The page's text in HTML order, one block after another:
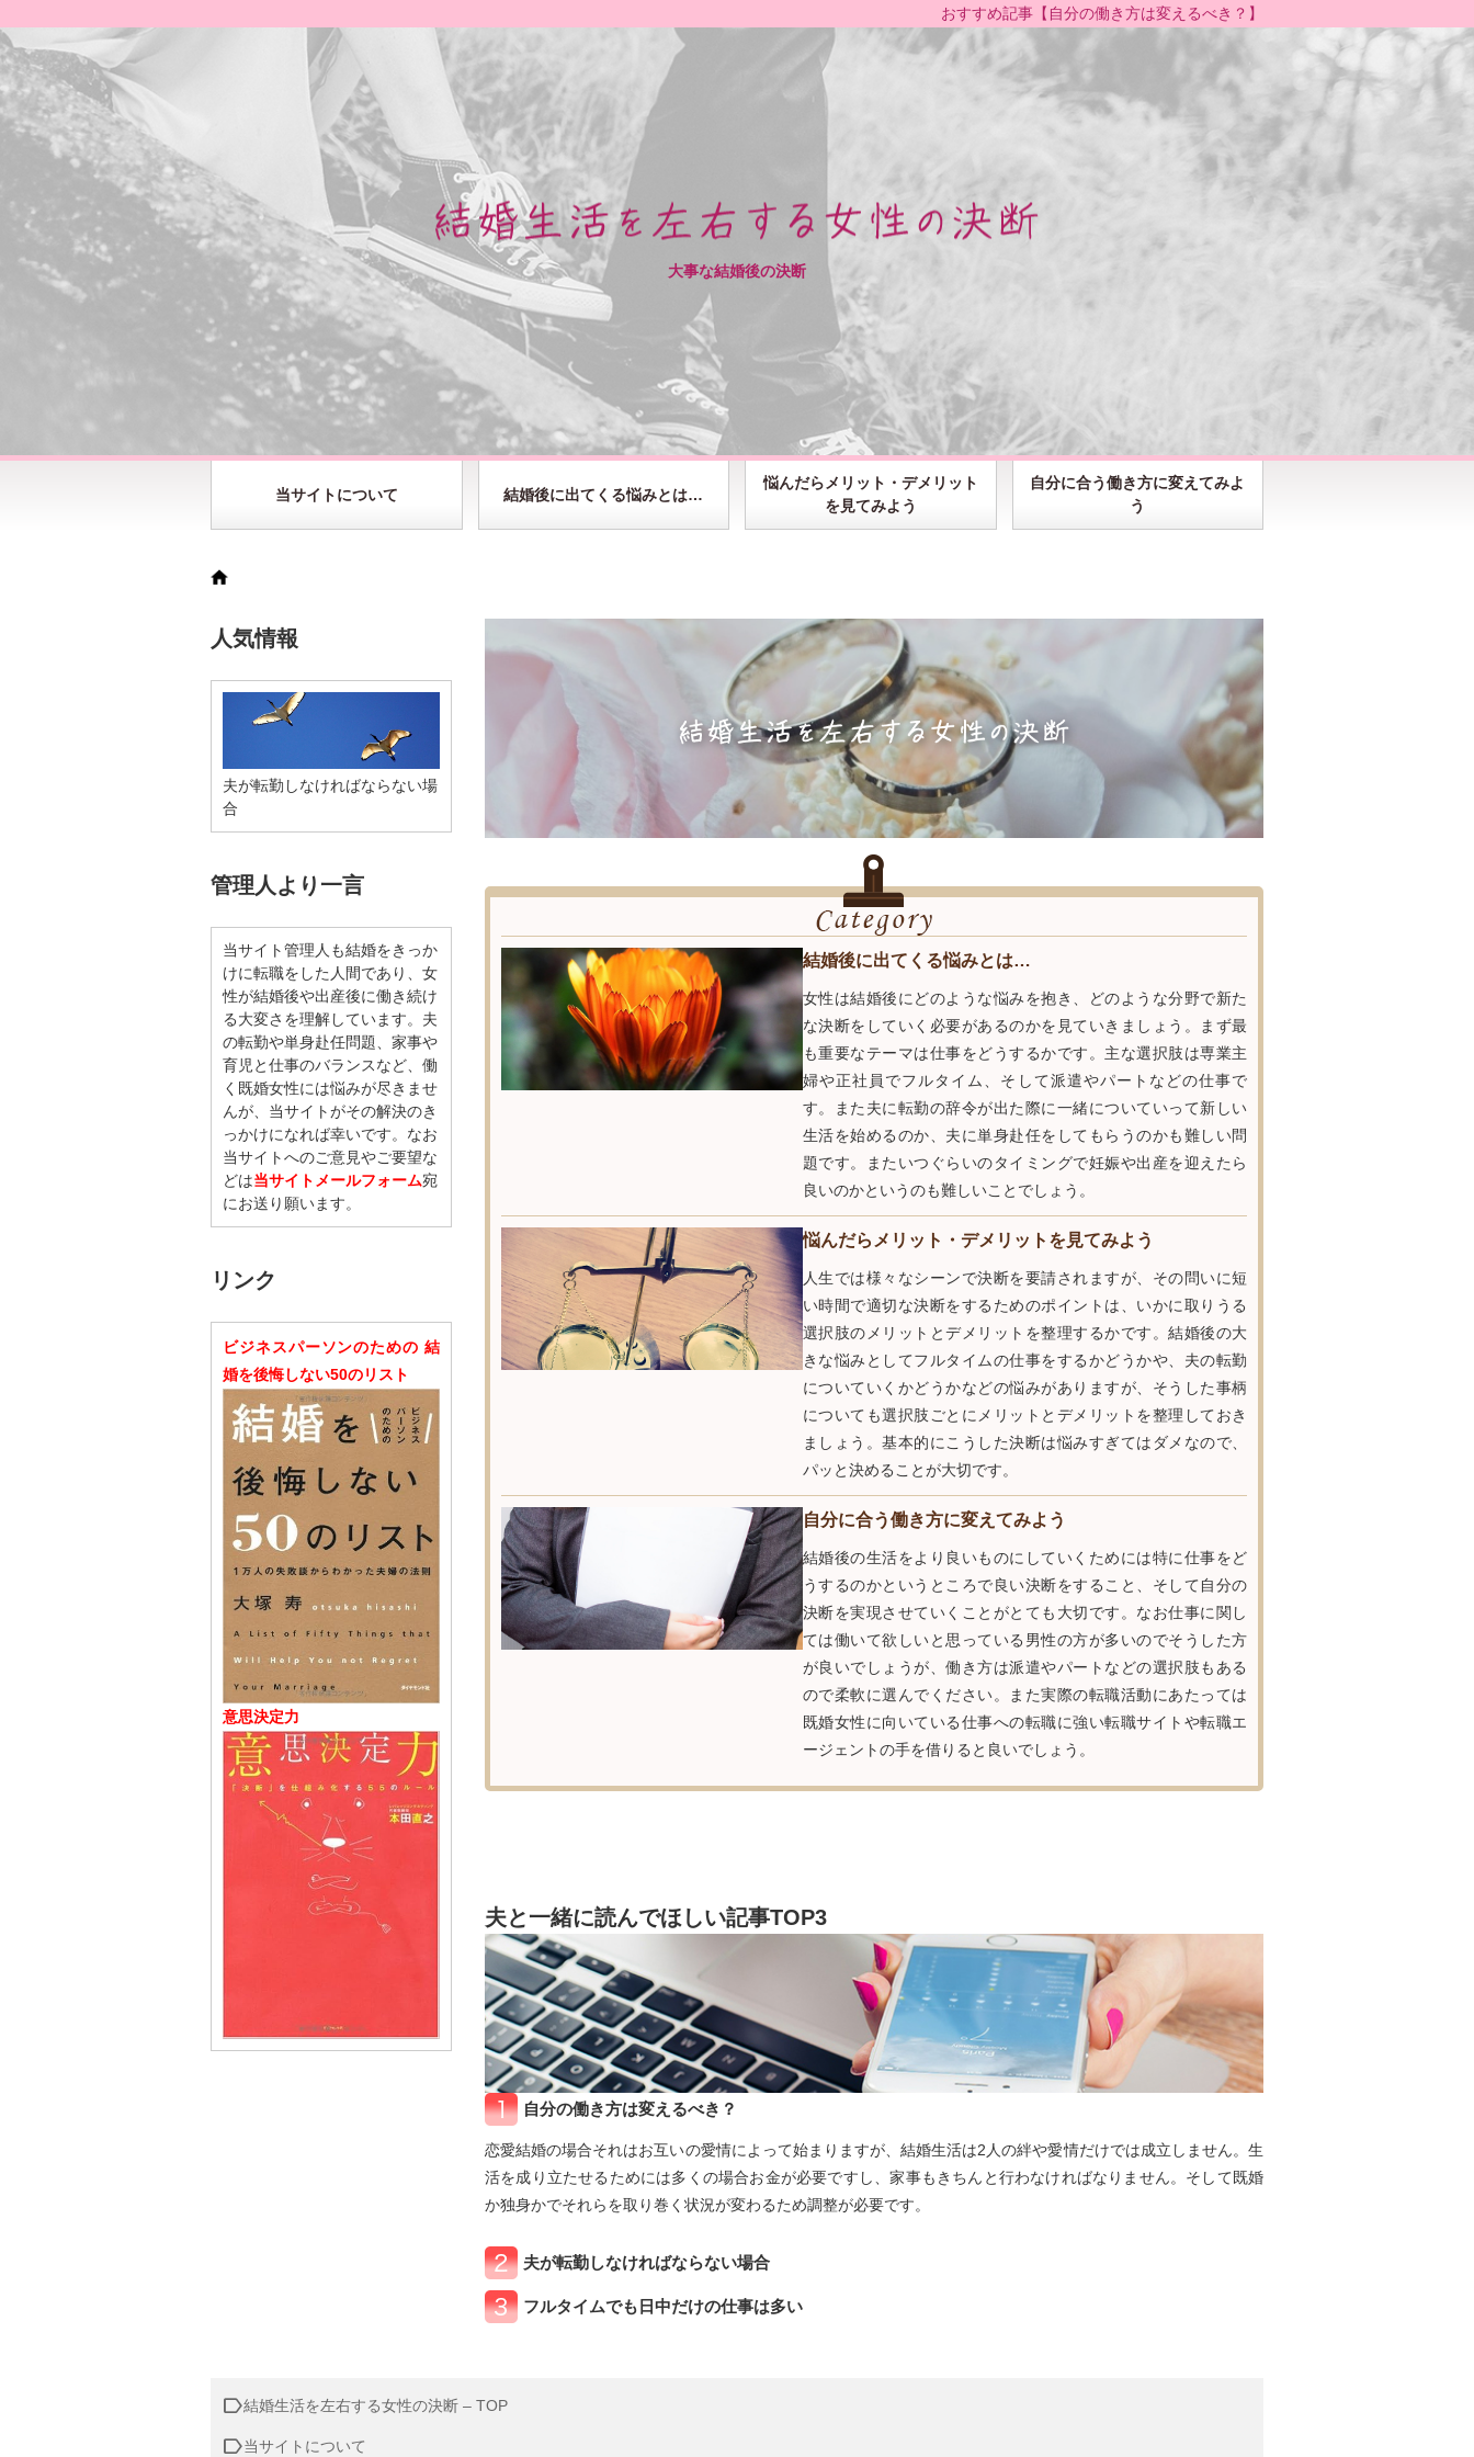
おすすめ記事【 自分の働き方は変えるべき？ 】
大事な結婚後の決断
当サイトについて 結婚後に出てくる悩みとは…
悩んだらメリット・デメリット
を見てみよう
自分に合う働き方に変えてみよ
う
結婚後に出てくる悩みとは…
女性は結婚後にどのような悩みを抱き、どのような分野で新た
な決断をしていく必要があるのかを見ていきましょう。まず最
も重要なテーマは仕事をどうするかです。主な選択肢は専業主
婦や正社員でフルタイム、そして派遣やパートなどの仕事で
す。また夫に転勤の辞令が出た際に一緒についていって新しい
生活を始めるのか、夫に単身赴任をしてもらうのかも難しい問
題です。またいつぐらいのタイミングで妊娠や出産を迎えたら
良いのかというのも難しいことでしょう。
悩んだらメリット・デメリットを見てみよう
人生では様々なシーンで決断を要請されますが、その問いに短
い時間で適切な決断をするためのポイントは、いかに取りうる
選択肢のメリットとデメリットを整理するかです。結婚後の大
きな悩みとしてフルタイムの仕事をするかどうかや、夫の転勤
についていくかどうかなどの悩みがありますが、そうした事柄
についても選択肢ごとにメリットとデメリットを整理しておき
ましょう。基本的にこうした決断は悩みすぎてはダメなので、
パッと決めることが大切です。
自分に合う働き方に変えてみよう
結婚後の生活をより良いものにしていくためには特に仕事をど
うするのかというところで良い決断をすること、そして自分の
決断を実現させていくことがとても大切です。なお仕事に関し
ては働いて欲しいと思っている男性の方が多いのでそうした方
が良いでしょうが、働き方は派遣やパートなどの選択肢もある
ので柔軟に選んでください。また実際の転職活動にあたっては
既婚女性に向いている仕事への転職に強い転職サイトや転職エ
ージェントの手を借りると良いでしょう。
夫と一緒に読んでほしい記事TOP3
自分の働き方は変えるべき？
恋愛結婚の場合それはお互いの愛情によって始まりますが、結婚生活は2人の絆や愛情だけでは成立しません。生
活を成り立たせるためには多くの場合お金が必要ですし、家事もきちんと行わなければなりません。そして既婚
か独身かでそれらを取り巻く状況が変わるため調整が必要です。
夫が転勤しなければならない場合
フルタイムでも日中だけの仕事は多い
人気情報
夫が転勤しなければならない場
合
管理人より一言
当サイト管理人も結婚をきっか
けに転職をした人間であり、女
性が結婚後や出産後に働き続け
る大変さを理解しています。夫
の転勤や単身赴任問題、家事や
育児と仕事のバランスなど、働
く既婚女性には悩みが尽きませ
んが、当サイトがその解決のき
っかけになれば幸いです。なお
当サイトへのご意見やご要望な
どは当サイトメールフォーム宛
にお送り願います。
リンク
ビジネスパーソンのための 結
婚を後悔しない50のリスト
意思決定力
結婚生活を左右する女性の決断 – TOP
当サイトについて